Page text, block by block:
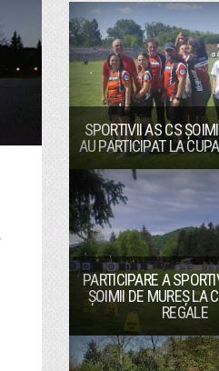
SPORTIVII AS CS
AU PARTICIPAT LA
PARTICIPARE A
ȘOIMII DE MUREȘ LA
REGALE